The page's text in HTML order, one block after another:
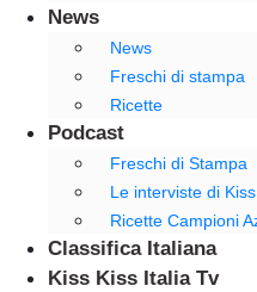
News
News
Freschi di stampa
Ricette
Podcast
Freschi di Stampa
Le interviste di
Ricette Campioni
Classifica Italiana
Kiss Kiss Italia Tv